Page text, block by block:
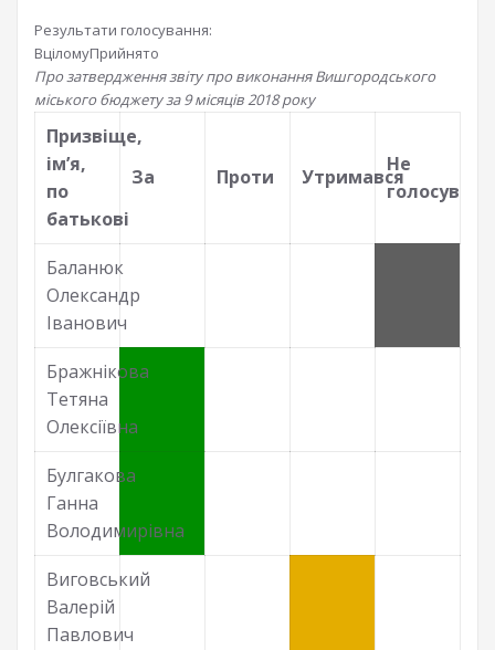
Результати голосування:
ВціломуПрийнято
Про затвердження звіту про виконання Вишгородського
міського бюджету за 9 місяців 2018 року
Призвiще,
iм’я,
по
батьковi
За Проти Утримався
Не
голосував
Баланюк
Олександр
Іванович
Бражнікова
Тетяна
Олексіївна
Булгакова
Ганна
Володимирівна
Виговський
Валерій
Павлович